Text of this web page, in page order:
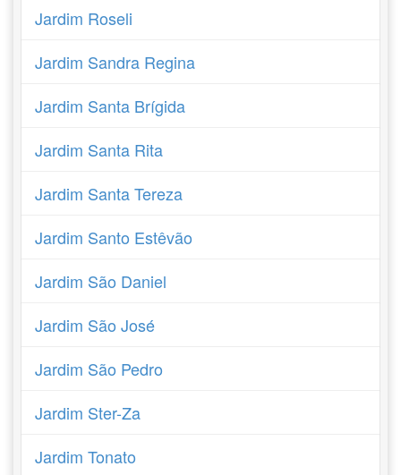
Jardim Roseli
Jardim Sandra Regina
Jardim Santa Brígida
Jardim Santa Rita
Jardim Santa Tereza
Jardim Santo Estêvão
Jardim São Daniel
Jardim São José
Jardim São Pedro
Jardim Ster-Za
Jardim Tonato